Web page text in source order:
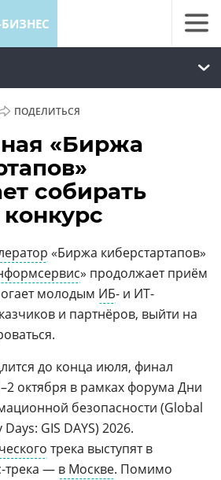
ПОДЕЛИТЬСЯ
«Биржа
собирать
«Биржа киберстартапов»
» продолжает приём
молодым ИБ- и ИТ-
и партнёров, выйти на
до конца июля, финал
октября в рамках форума Дни
безопасности (Global
GIS DAYS) 2026.
трека выступят в
трека — в Москве. Помимо